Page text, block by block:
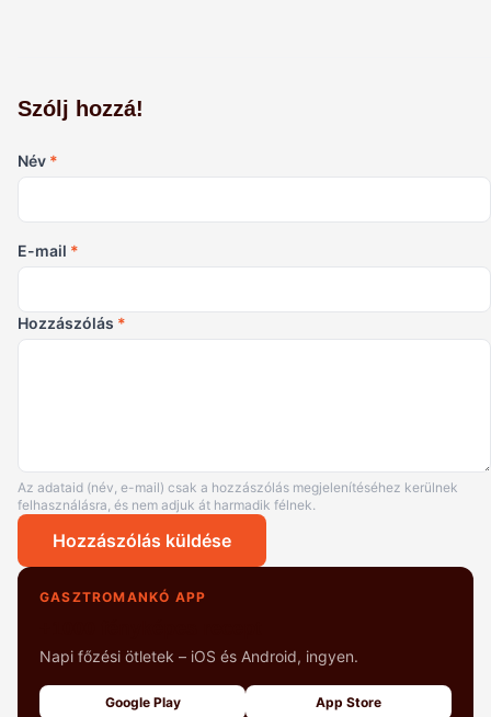
Szólj hozzá!
Név *
E-mail *
Hozzászólás *
Az adataid (név, e-mail) csak a hozzászólás megjelenítéséhez kerülnek
felhasználásra, és nem adjuk át harmadik félnek.
Hozzászólás küldése
GASZTROMANKÓ APP
Napi főzési ötletek – iOS és Android, ingyen.
Google Play App Store